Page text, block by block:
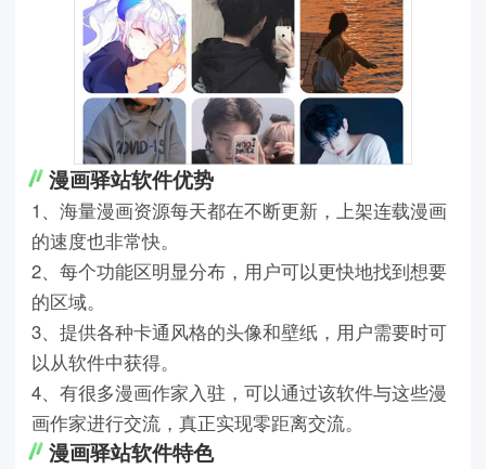
漫画驿站软件优势
1、海量漫画资源每天都在不断更新，上架连载漫画
的速度也非常快。
2、每个功能区明显分布，用户可以更快地找到想要
的区域。
3、提供各种卡通风格的头像和壁纸，用户需要时可
以从软件中获得。
4、有很多漫画作家入驻，可以通过该软件与这些漫
画作家进行交流，真正实现零距离交流。
漫画驿站软件特色